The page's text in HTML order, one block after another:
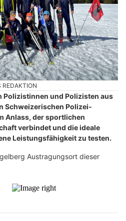
REDAKTION
Polizistinnen und Polizisten aus
Schweizerischen Polizei-
Anlass, der sportlichen
verbindet und die ideale
Leistungsfähigkeit zu testen.
Austragungsort dieser